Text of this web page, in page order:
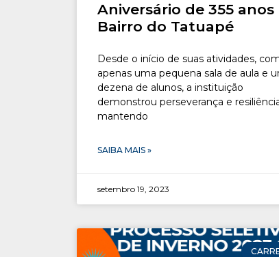
Aniversário de 355 anos
Bairro do Tatuapé
Desde o início de suas atividades,
apenas uma pequena sala de aula e
dezena de alunos, a instituição
demonstrou perseverança e
mantendo
SAIBA MAIS »
setembro 19, 2023